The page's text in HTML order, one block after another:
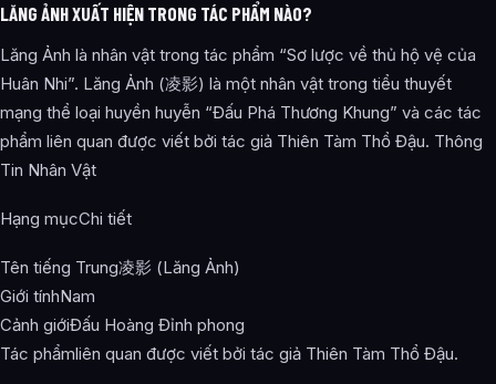
LĂNG ẢNH XUẤT HIỆN TRONG TÁC PHẨM NÀO?
Lăng Ảnh là nhân vật trong tác phẩm “Sơ lược về thủ hộ vệ của
Huân Nhi”. Lăng Ảnh (凌影) là một nhân vật trong tiểu thuyết
mạng thể loại huyền huyễn “Đấu Phá Thương Khung” và các tác
phẩm liên quan được viết bởi tác giả Thiên Tàm Thổ Đậu. Thông
Tin Nhân Vật
Hạng mụcChi tiết
Tên tiếng Trung凌影 (Lăng Ảnh)
Giới tínhNam
Cảnh giớiĐấu Hoàng Đỉnh phong
Tác phẩmliên quan được viết bởi tác giả Thiên Tàm Thổ Đậu.